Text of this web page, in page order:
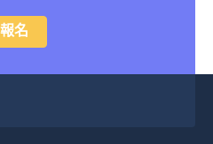
報名